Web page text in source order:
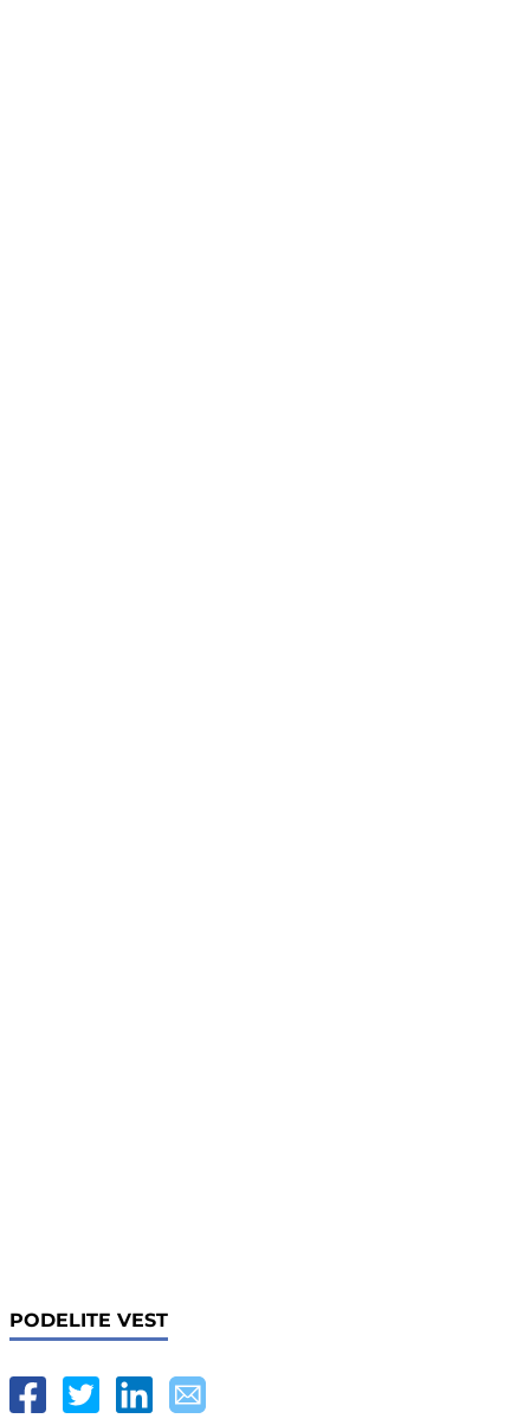
PODELITE VEST